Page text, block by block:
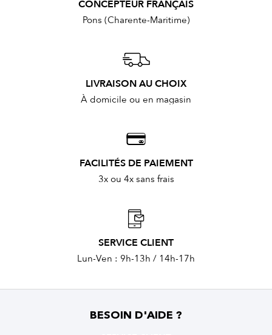
CONCEPTEUR FRANÇAIS
Pons (Charente-Maritime)
LIVRAISON AU CHOIX
À domicile ou en magasin
FACILITÉS DE PAIEMENT
3x ou 4x sans frais
SERVICE CLIENT
Lun-Ven : 9h-13h / 14h-17h
BESOIN D'AIDE ?